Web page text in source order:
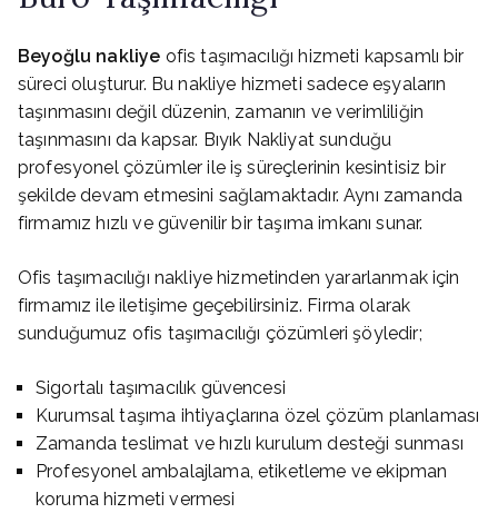
Beyoğlu nakliye ofis taşımacılığı hizmeti kapsamlı bir
süreci oluşturur. Bu nakliye hizmeti sadece eşyaların
taşınmasını değil düzenin, zamanın ve verimliliğin
taşınmasını da kapsar. Bıyık Nakliyat sunduğu
profesyonel çözümler ile iş süreçlerinin kesintisiz bir
şekilde devam etmesini sağlamaktadır. Aynı zamanda
firmamız hızlı ve güvenilir bir taşıma imkanı sunar.
Ofis taşımacılığı nakliye hizmetinden yararlanmak için
firmamız ile iletişime geçebilirsiniz. Firma olarak
sunduğumuz ofis taşımacılığı çözümleri şöyledir;
Sigortalı taşımacılık güvencesi
Kurumsal taşıma ihtiyaçlarına özel çözüm planlaması
Zamanda teslimat ve hızlı kurulum desteği sunması
Profesyonel ambalajlama, etiketleme ve ekipman
koruma hizmeti vermesi